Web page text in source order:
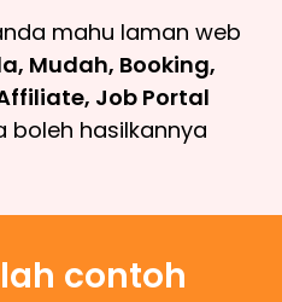
mahu laman web
Mudah, Booking,
Job Portal
boleh hasilkannya
contoh